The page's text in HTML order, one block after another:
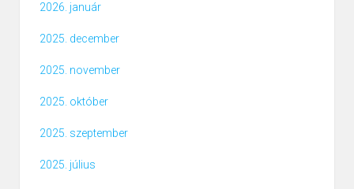
2026. január
2025. december
2025. november
2025. október
2025. szeptember
2025. július